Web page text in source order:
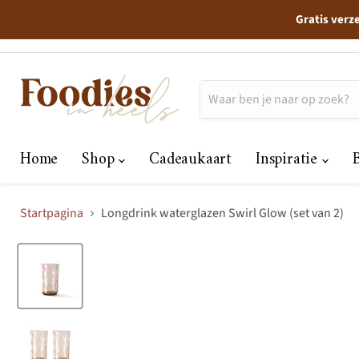
Gratis
Home Shop Cadeaukaart Inspiratie
Startpagina Longdrink waterglazen Swirl Glow (set van 2)